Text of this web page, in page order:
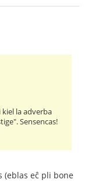
kiel la adverba
Sensencas!
(eblas eĉ pli bone